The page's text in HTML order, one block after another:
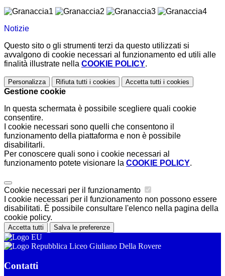
Notizie
Questo sito o gli strumenti terzi da questo utilizzati si
avvalgono di cookie necessari al funzionamento ed utili alle
finalità illustrate nella COOKIE POLICY.
Personalizza Rifiuta tutti i cookies Accetta tutti i cookies
Gestione cookie
In questa schermata è possibile scegliere quali cookie
consentire.
I cookie necessari sono quelli che consentono il
funzionamento della piattaforma e non è possibile
disabilitarli.
Per conoscere quali sono i cookie necessari al
funzionamento potete visionare la COOKIE POLICY.
Cookie necessari per il funzionamento
I cookie necessari per il funzionamento non possono essere
disabilitati. È possibile consultare l'elenco nella pagina della
cookie policy.
Accetta tutti Salva le preferenze
Liceo Giuliano Della Rovere
Contatti